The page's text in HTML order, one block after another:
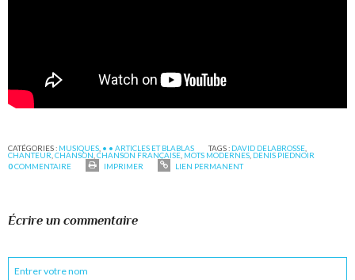
CATÉGORIES : MUSIQUES • • ARTICLES ET BLABLAS TAGS : DAVID DELABROSSE
CHANTEUR ,CHANSON ,CHANSON FRANÇAISE MOTS MODERNES DENIS PIEDNOIR
0COMMENTAIRE IMPRIMER LIEN PERMANENT
Écrire un commentaire